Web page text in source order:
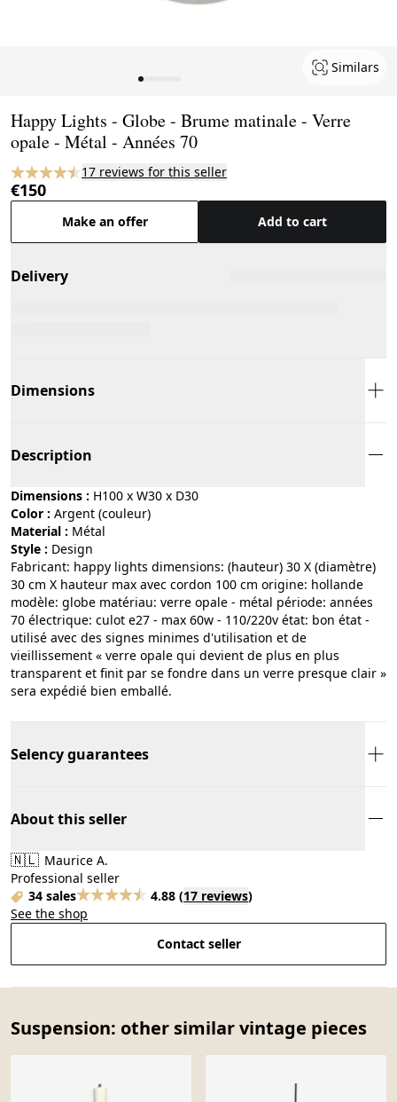
Similars
Happy Lights - Globe - Brume matinale - Verre
opale - Métal - Années 70
17 reviews for this seller
€150
Make an offer Add to cart
Delivery
Dimensions
Description
Dimensions : H100 x W30 x D30
Color :
argent (couleur)
Material :
métal
Style :
design
Fabricant: happy lights dimensions: (hauteur) 30 X (diamètre)
30 cm X hauteur max avec cordon 100 cm origine: hollande
modèle: globe matériau: verre opale - métal période: années
70 électrique: culot e27 - max 60w - 110/220v état: bon état -
utilisé avec des signes minimes d'utilisation et de
vieillissement « verre opale qui devient de plus en plus
transparent et finit par se fondre dans un verre presque clair »
sera expédié bien emballé.
Selency guarantees
About this seller
🇳🇱 Maurice A.
Professional seller
34 sales
4.88 (17 reviews)
See the shop
Contact seller
Suspension: other similar vintage pieces